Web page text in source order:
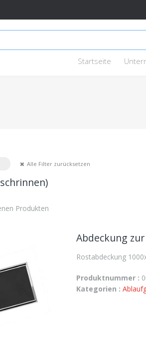
Startseite
Alle Filter zurücksetzen
Produkten
Abdeckung zur
Rostabdeckung
Produktnummer :
Kategorien :